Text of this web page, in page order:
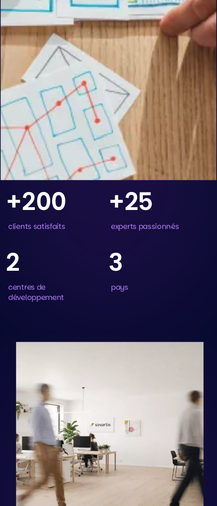
+200
clients satisfaits
+25
experts passionnés
2
centres de
développement
3
pays